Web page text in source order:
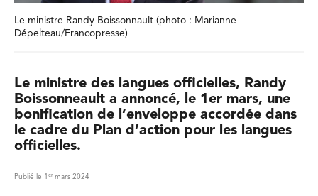
Le ministre Randy Boissonnault (photo : Marianne
Dépelteau/Francopresse)
Le ministre des langues officielles, Randy
Boissonneault a annoncé, le 1er mars, une
bonification de l’enveloppe accordée dans
le cadre du Plan d’action pour les langues
officielles.
Publié le 1 er mars 2024